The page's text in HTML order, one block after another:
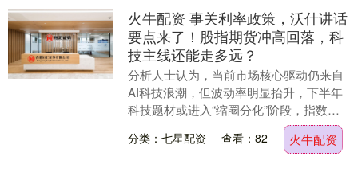
火牛配资 事关利率政策，沃什讲话
要点来了！股指期货冲高回落，科
技主线还能走多远？
分析人士认为，当前市场核心驱动仍来自
AI科技浪潮，但波动率明显抬升，下半年
科技题材或进入“缩圈分化”阶段，指数单
边大涨的空间有限，结构性行情仍是主基
调。 美股三....
分类：七星配资 查看：82 火牛配资